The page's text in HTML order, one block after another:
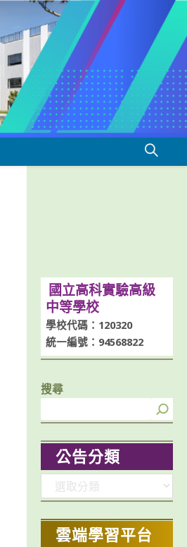
國立高科實驗高級
中等學校
學校代碼：120320
統一編號：94568822
搜尋
公告分類
類
雲端學習平台